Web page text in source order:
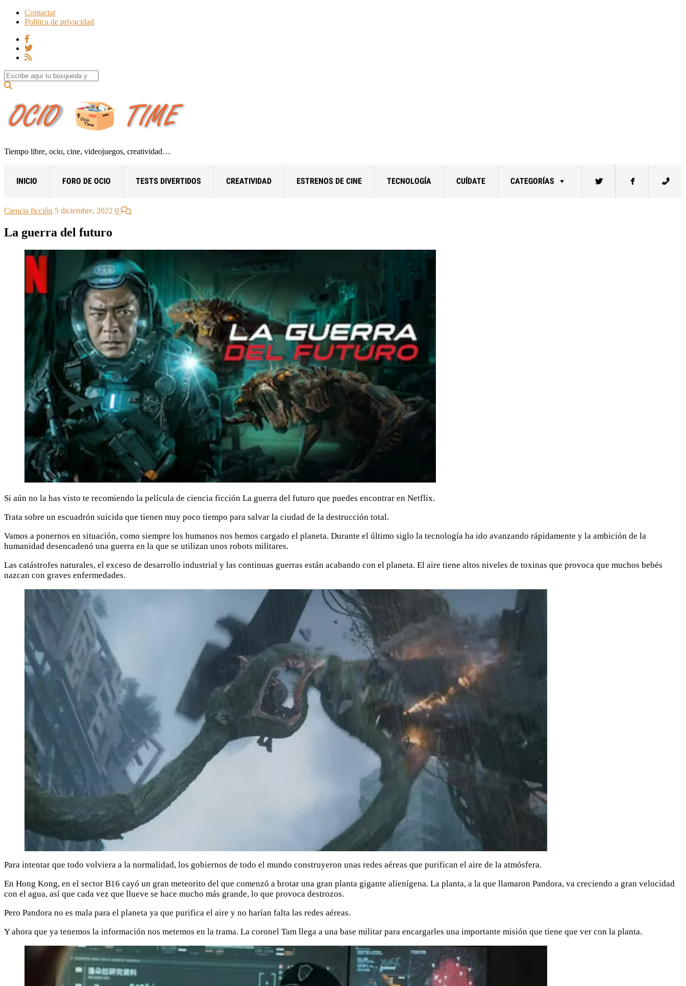
Contactar
Política de privacidad
Search for:
Tiempo libre, ocio, cine, videojuegos, creatividad…
INICIO FORO DE OCIO TESTS DIVERTIDOS CREATIVIDAD ESTRENOS DE CINE TECNOLOGÍA CUÍDATE CATEGORÍAS
Ciencia ficción 5 diciembre, 2022 0
La guerra del futuro
Si aún no la has visto te recomiendo la película de ciencia ficción La guerra del futuro que puedes encontrar en Netflix.
Trata sobre un escuadrón suicida que tienen muy poco tiempo para salvar la ciudad de la destrucción total.
Vamos a ponernos en situación, como siempre los humanos nos hemos cargado el planeta. Durante el último siglo la tecnología ha ido avanzando rápidamente y la ambición de la
humanidad desencadenó una guerra en la que se utilizan unos robots militares.
Las catástrofes naturales, el exceso de desarrollo industrial y las continuas guerras están acabando con el planeta. El aire tiene altos niveles de toxinas que provoca que muchos bebés
nazcan con graves enfermedades.
Para intentar que todo volviera a la normalidad, los gobiernos de todo el mundo construyeron unas redes aéreas que purifican el aire de la atmósfera.
En Hong Kong, en el sector B16 cayó un gran meteorito del que comenzó a brotar una gran planta gigante alienígena. La planta, a la que llamaron Pandora, va creciendo a gran velocidad
con el agua, así que cada vez que llueve se hace mucho más grande, lo que provoca destrozos.
Pero Pandora no es mala para el planeta ya que purifica el aire y no harían falta las redes aéreas.
Y ahora que ya tenemos la información nos metemos en la trama. La coronel Tam llega a una base militar para encargarles una importante misión que tiene que ver con la planta.